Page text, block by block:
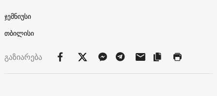
ჯემნიუსი
თბილისი
გაზიარება